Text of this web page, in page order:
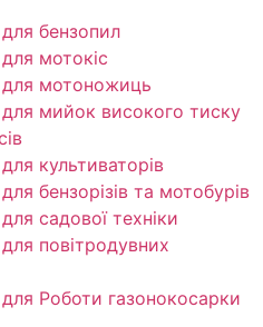
бензопил
мотокіс
мотоножиць
мийок високого тиску
культиваторів
бензорізів та мотобурів
садової техніки
повітродувних
Роботи газонокосарки